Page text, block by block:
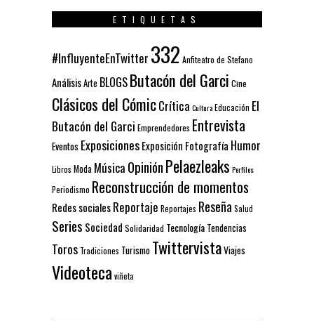
ETIQUETAS
#InfluyenteEnTwitter 332 Anfiteatro de Stefano
AnálisisArte BLOGSButacón del Garci Cine
Clásicos del CómicCrítica CulturaEducación El
Butacón del Garci Emprendedores Entrevista
Eventos ExposicionesExposición Fotografía Humor
Libros Moda Música OpiniónPelaezleaks Perfiles
Periodismo Reconstrucción de momentos
Redes socialesReportaje Reportajes Reseña Salud
Series Sociedad Solidaridad Tecnología Tendencias
Toros Tradiciones Turismo TwittervistaViajes
Videoteca viñeta